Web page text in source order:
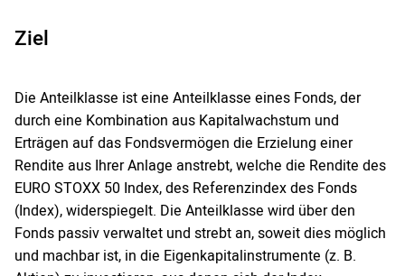
Ziel
Die Anteilklasse ist eine Anteilklasse eines Fonds, der
durch eine Kombination aus Kapitalwachstum und
Erträgen auf das Fondsvermögen die Erzielung einer
Rendite aus Ihrer Anlage anstrebt, welche die Rendite des
EURO STOXX 50 Index, des Referenzindex des Fonds
(Index), widerspiegelt. Die Anteilklasse wird über den
Fonds passiv verwaltet und strebt an, soweit dies möglich
und machbar ist, in die Eigenkapitalinstrumente (z. B.